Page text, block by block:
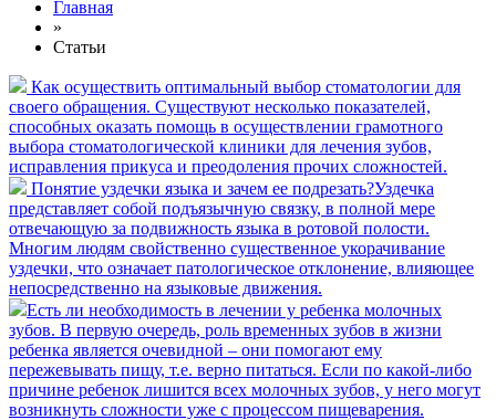
Главная
»
Статьи
Как осуществить оптимальный выбор стоматологии для
своего обращения. Существуют несколько показателей,
способных оказать помощь в осуществлении грамотного
выбора стоматологической клиники для лечения зубов,
исправления прикуса и преодоления прочих сложностей.
Понятие уздечки языка и зачем ее подрезать?​Уздечка
представляет собой подъязычную связку, в полной мере
отвечающую за подвижность языка в ротовой полости.
Многим людям свойственно существенное укорачивание
уздечки, что означает патологическое отклонение, влияющее
непосредственно на языковые движения.
​Есть ли необходимость в лечении у ребенка молочных
зубов. В первую очередь, роль временных зубов в жизни
ребенка является очевидной – они помогают ему
пережевывать пищу, т.е. верно питаться. Если по какой-либо
причине ребенок лишится всех молочных зубов, у него могут
возникнуть сложности уже с процессом пищеварения.